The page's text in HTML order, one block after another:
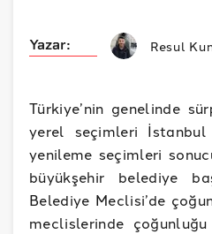
Yazar: Resul
Türkiye’nin genelinde
yerel seçimleri
yenileme seçimleri
büyükşehir belediye
Belediye Meclisi’de
meclislerinde